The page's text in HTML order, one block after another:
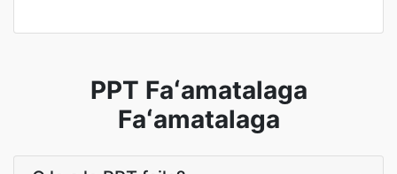
PPT Faʻamatalaga
Faʻamatalaga